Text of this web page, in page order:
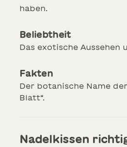
haben.
Beliebtheit
Das exotische
Fakten
Der botanische Name
Blatt“.
Nadelkissen